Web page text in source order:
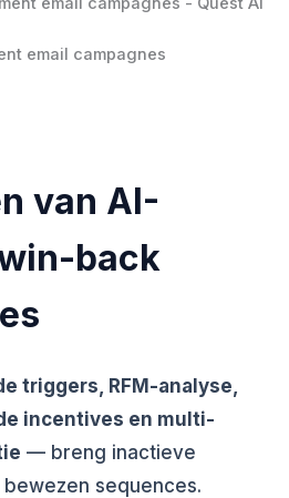
email campagnes
van AI-
back
triggers, RFM-analyse,
incentives en multi-
— breng inactieve
sequences.